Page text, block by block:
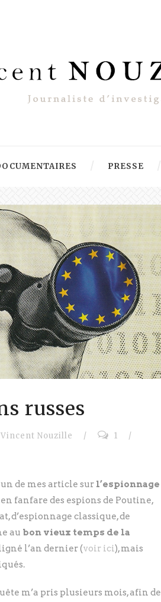
PRESSE
russes
Vincent Nouzille / 1
/
de mes article sur l’espionnage
fanfare des espions de Poutine,
d’espionnage classique, de
au bon vieux temps de la
l’an dernier (voir ici), mais
m’a pris plusieurs mois, afin de